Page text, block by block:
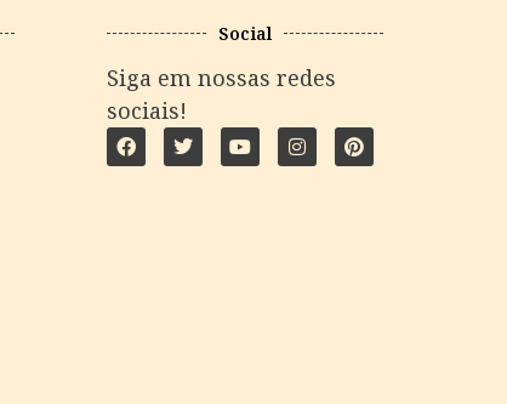
Social
Siga em nossas redes
sociais!